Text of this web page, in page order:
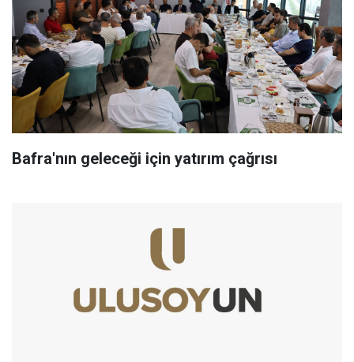
Bafra'nın geleceği için yatırım çağrısı